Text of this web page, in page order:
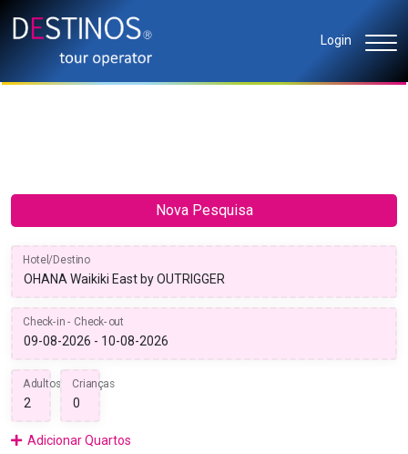
Login
Nova Pesquisa
Hotel/Destino
Check-in - Check-out
Adultos Crianças
Adicionar Quartos